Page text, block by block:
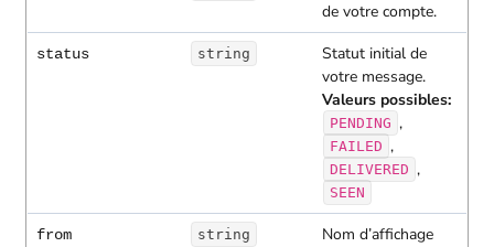
de votre compte.
status string
Statut initial de
votre message.
Valeurs possibles:
PENDING ,
FAILED ,
DELIVERED ,
SEEN
from string Nom d’affichage